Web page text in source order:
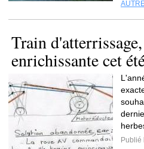
Train
enrichissante cet
Publié